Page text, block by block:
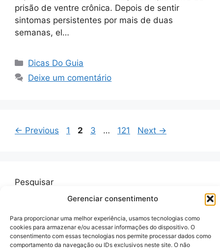
Gerenciar consentimento
Para proporcionar uma melhor experiência, usamos tecnologias como
cookies para armazenar e/ou acessar informações do dispositivo. O
consentimento com essas tecnologias nos permite processar dados como
comportamento da navegação ou IDs exclusivos neste site. O não
prisão de ventre crônica. Depois de sentir
sintomas persistentes por mais de duas
semanas, el…
Categorias
Dicas Do Guia
Deixe um comentário
← Previous Page
1 Page
2 Page
3 … Page
121 Next →
Pesquisar
Pesquisar